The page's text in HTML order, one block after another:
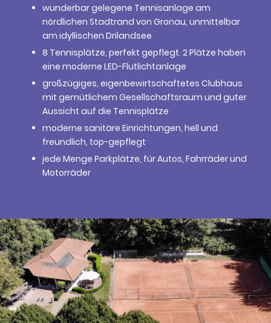
wunderbar gelegene Tennisanlage am
nördlichen Stadtrand von Gronau, unmittelbar
am idyllischen Drilandsee
8 Tennisplätze, perfekt gepflegt. 2 Plätze haben
eine moderne LED-Flutlichtanlage
großzügiges, eigenbewirtschaftetes Clubhaus
mit gemütlichem Gesellschaftsraum und guter
Aussicht auf die Tennisplätze
moderne sanitäre Einrichtungen, hell und
freundlich, top-gepflegt
jede Menge Parkplätze, für Autos, Fahrräder und
Motorräder